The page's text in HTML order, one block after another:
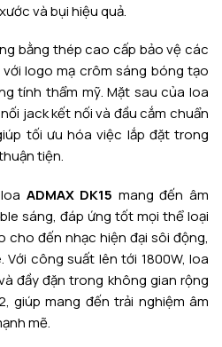
và bụi hiệu quả.
bằng thép cao cấp bảo vệ các
logo mạ crôm sáng bóng tạo
tính thẩm mỹ. Mặt sau của loa
jack kết nối và đầu cắm chuẩn
tối ưu hóa việc lắp đặt trong
tiện.
ADMAX DK15 mang đến âm
sáng, đáp ứng tốt mọi thể loại
cho đến nhạc hiện đại sôi động,
Với công suất lên tới 1800W, loa
đầy đặn trong không gian rộng
giúp mang đến trải nghiệm âm
mẽ.